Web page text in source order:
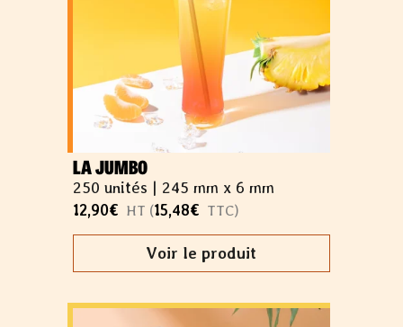
LA JUMBO
250 unités | 245 mm x 6 mm
12,90€ HT (15,48€ TTC)
Voir le produit